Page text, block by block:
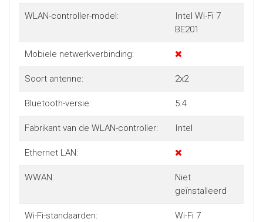
WLAN-controller-model:
Intel Wi-Fi 7
BE201
Mobiele netwerkverbinding:
Soort antenne: 2x2
Bluetooth-versie: 5.4
Fabrikant van de WLAN-controller: Intel
Ethernet LAN:
WWAN:
Niet
geïnstalleerd
Wi-Fi-standaarden:
Wi-Fi 7